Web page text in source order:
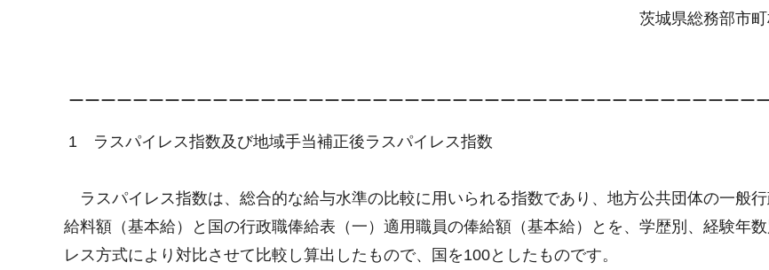
茨城県総務部市
ーーーーーーーーーーーーーーーーーーーーーーーーーーーーーーーーーーーーーーーーーーー
1 ラスパイレス指数及び地域手当補正後ラスパイレス指数
ラスパイレス指数は、総合的な給与水準の比較に用いられる指数であり、地方公共団体の一般
給料額（基本給）と国の行政職俸給表（一）適用職員の俸給額（基本給）とを、学歴別、経験年
レス方式により対比させて比較し算出したもので、国を100としたものです。